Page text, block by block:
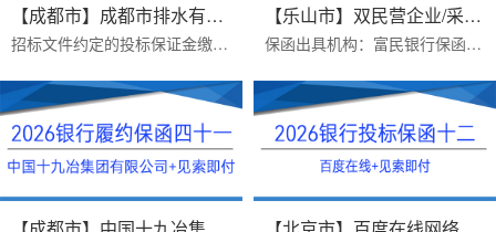
【成都市】成都市排水有限责任公...
招标文件约定的投标保证金缴纳方式：B、采用银行保函方式递交投标保证金的，投标人应在投标截止前1 个工作日17：00 前，将银行保函原件提交给招标人。投标人可自行选择银行...
【乐山市】双民营企业/采购供货/...
保函出具机构：富民银行保函类型：采购供货项目银行履约保函办理时效：一个工作日，当日打款出函办理优势：1.富民银行价格便宜2.异地项目远程办理，手续简单3.保函申请人受...